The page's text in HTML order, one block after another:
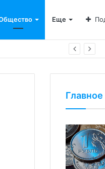
Еще
рублей
Главное